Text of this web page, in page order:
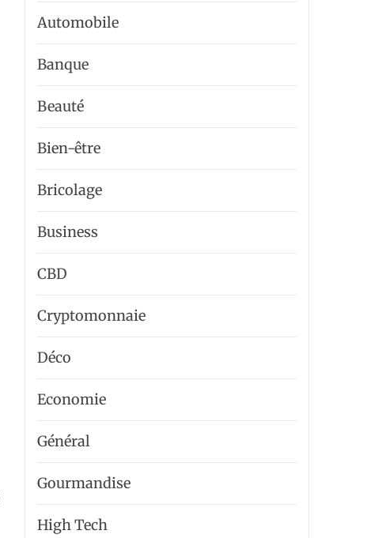
Automobile
Banque
Beauté
Bien-être
Bricolage
Business
CBD
Cryptomonnaie
Déco
Economie
Général
Gourmandise
High Tech